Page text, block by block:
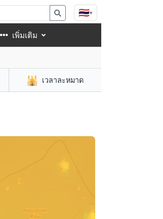
🇹🇭▾
เพิ่มเติม
🕌 เวลาละหมาด